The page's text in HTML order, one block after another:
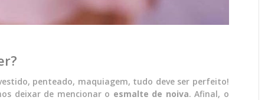
penteado, maquiagem, tudo deve ser perfeito!
deixar de mencionar o esmalte de noiva. Afinal, o